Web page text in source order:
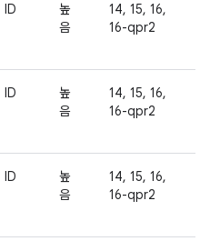
ID
높
음
14, 15, 16,
16-qpr2
ID
높
음
14, 15, 16,
16-qpr2
ID
높
음
14, 15, 16,
16-qpr2